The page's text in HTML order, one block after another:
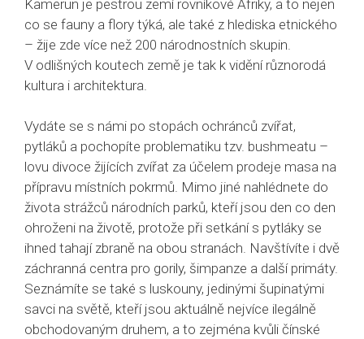
Kamerun je pestrou zemí rovníkové Afriky, a to nejen
co se fauny a flory týká, ale také z hlediska etnického
– žije zde více než 200 národnostních skupin.
V odlišných koutech země je tak k vidění různorodá
kultura i architektura.
Vydáte se s námi po stopách ochránců zvířat,
pytláků a pochopíte problematiku tzv. bushmeatu –
lovu divoce žijících zvířat za účelem prodeje masa na
přípravu místních pokrmů. Mimo jiné nahlédnete do
života strážců národních parků, kteří jsou den co den
ohroženi na životě, protože při setkání s pytláky se
ihned tahají zbraně na obou stranách. Navštívíte i dvě
záchranná centra pro gorily, šimpanze a další primáty.
Seznámíte se také s luskouny, jedinými šupinatými
savci na světě, kteří jsou aktuálně nejvíce ilegálně
obchodovaným druhem, a to zejména kvůli čínské